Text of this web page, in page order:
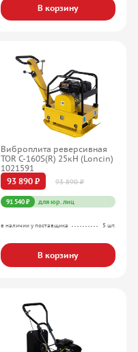
В корзину
Виброплита реверсивная
TOR C-160S(R) 25кН (Loncin)
1021591
93 890 ₽
93 890 ₽
91 540 ₽ для юр. лиц
в наличии у поставщика 5 шт.
В корзину